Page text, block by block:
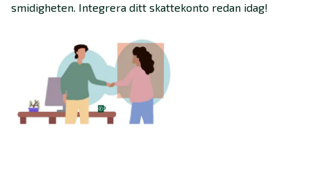
smidigheten. Integrera ditt skattekonto redan idag!